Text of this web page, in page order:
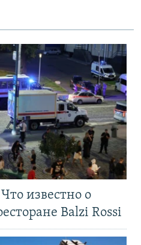
известно о
Balzi Rossi